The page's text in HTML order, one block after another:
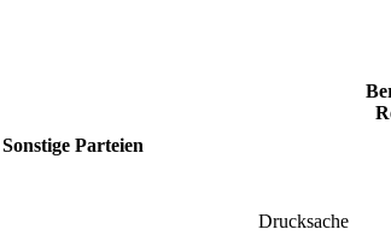
Sonstige Parteien
Drucksache